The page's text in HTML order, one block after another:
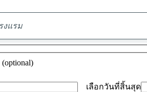
(optional)
เลือกวันที่สิ้นสุด